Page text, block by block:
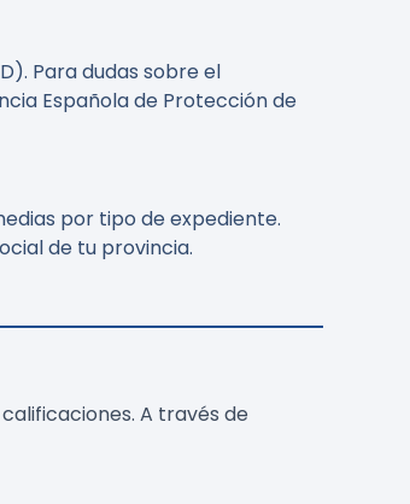
Para dudas sobre el
Española de Protección de
por tipo de expediente.
de tu provincia.
A través de